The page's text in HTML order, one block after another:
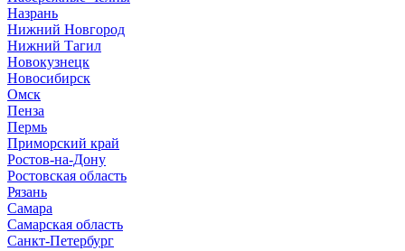
Назрань
Нижний Новгород
Нижний Тагил
Новокузнецк
Новосибирск
Омск
Пенза
Пермь
Приморский край
Ростов-на-Дону
Ростовская область
Рязань
Самара
Самарская область
Санкт-Петербург